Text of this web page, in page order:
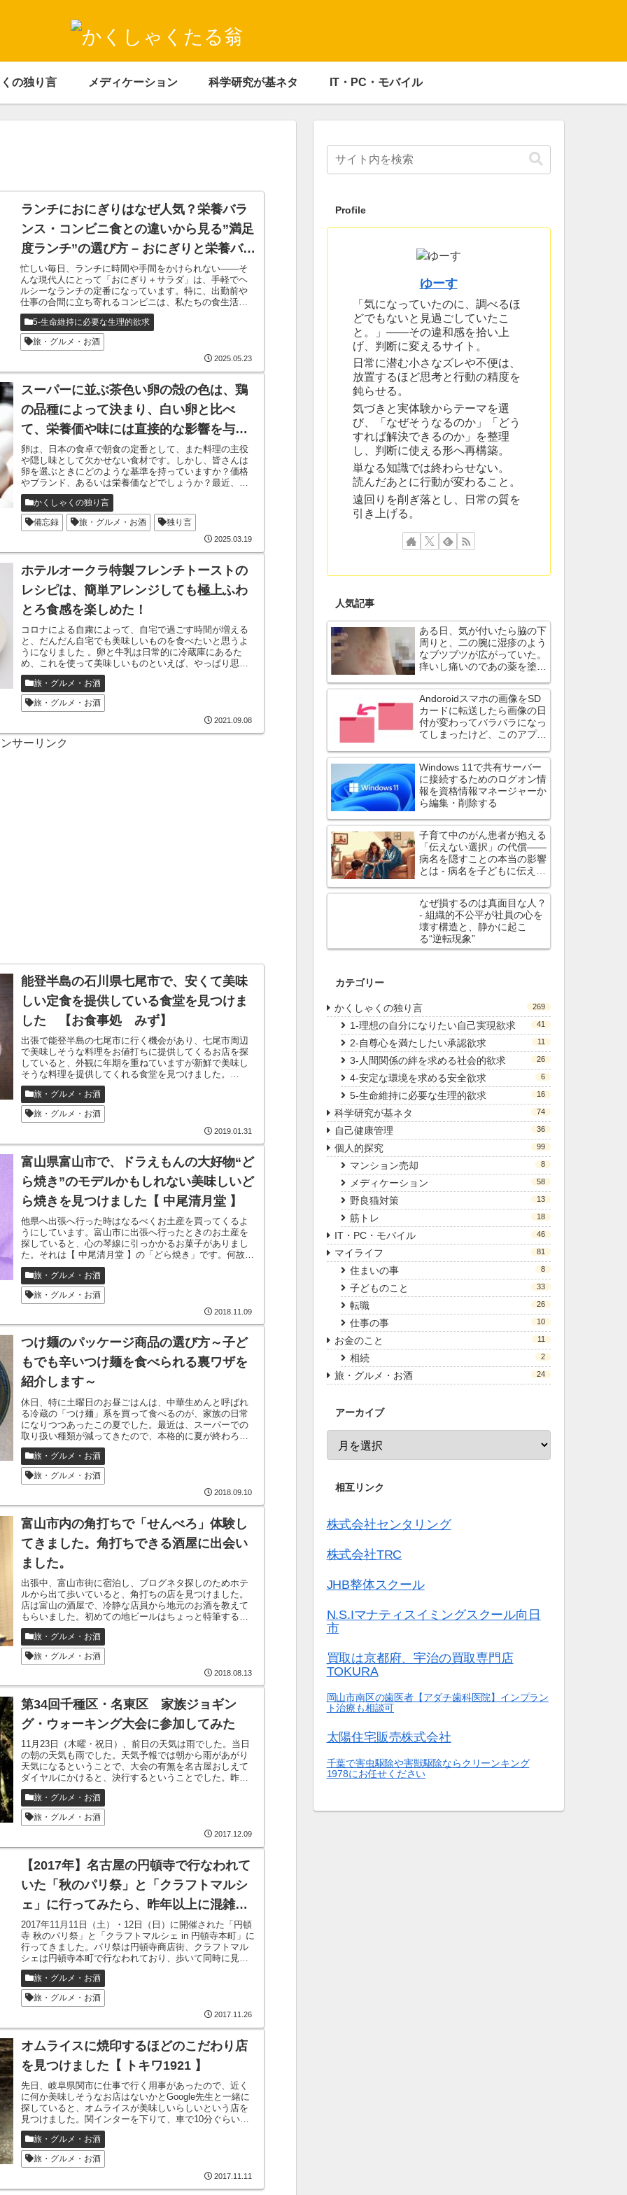
の独り言 メディケーション 科学研究が基ネタ IT・PC・モバイル
ランチにおにぎりはなぜ人気？栄養バラ
ンス・コンビニ食との違いから見る”満足
度ランチ”の選び方 – おにぎりと栄養バラ
ンスの新常識
忙しい毎日、ランチに時間や手間をかけられない――そ
んな現代人にとって「おにぎり＋サラダ」は、手軽でヘ
ルシーなランチの定番になっています。特に、出勤前や
仕事の合間に立ち寄れるコンビニは、私たちの食生活を
支える“インフラ”のような存在です。けれ...
2025.05.23
5-生命維持に必要な生理的欲求
旅・グルメ・お酒
スーパーに並ぶ茶色い卵の殻の色は、鶏
の品種によって決まり、白い卵と比べ
て、栄養価や味には直接的な影響を与え
ません – 茶色い卵が高価な理由はシンプ
ルです
卵は、日本の食卓で朝食の定番として、また料理の主役
や隠し味として欠かせない食材です。しかし、皆さんは
卵を選ぶときにどのような基準を持っていますか？価格
やブランド、あるいは栄養価などでしょうか？最近、卵
の価格が上がってきており、その影響で「安...
2025.03.19
かくしゃくの独り言
備忘録
旅・グルメ・お酒 独り言
ホテルオークラ特製フレンチトーストの
レシピは、簡単アレンジしても極上ふわ
とろ食感を楽しめた！
コロナによる自粛によって、自宅で過ごす時間が増える
と、だんだん自宅でも美味しいものを食べたいと思うよ
うになりました 。卵と牛乳は日常的に冷蔵庫にあるた
め、これを使って美味しいものといえば、やっぱり思い
浮かぶのはフレンチトーストです。自分自身...
2021.09.08
旅・グルメ・お酒
旅・グルメ・お酒
サーリンク
能登半島の石川県七尾市で、安くて美味
しい定食を提供している食堂を見つけま
した 【お食事処 みず】
出張で能登半島の七尾市に行く機会があり、七尾市周辺
で美味しそうな料理をお値打ちに提供してくるお店を探
していると、外観に年期を重ねていますが新鮮で美味し
そうな料理を提供してくれる食堂を見つけました。
※2019年2月に再度訪問したときの料理の画...
2019.01.31
旅・グルメ・お酒
旅・グルメ・お酒
富山県富山市で、ドラえもんの大好物“ど
ら焼き”のモデルかもしれない美味しいど
ら焼きを見つけました【 中尾清月堂 】
他県へ出張へ行った時はなるべくお土産を買ってくるよ
うにしています。富山市に出張へ行ったときのお土産を
探していると、心の琴線に引っかかるお菓子がありまし
た。それは【 中尾清月堂 】の「どら焼き」です。何故か
というと、まず自分自身が「どら焼き」...
2018.11.09
旅・グルメ・お酒
旅・グルメ・お酒
つけ麺のパッケージ商品の選び方～子ど
もでも辛いつけ麺を食べられる裏ワザを
紹介します～
休日、特に土曜日のお昼ごはんは、中華生めんと呼ばれ
る冷蔵の「つけ麺」系を買って食べるのが、家族の日常
になりつつあったこの夏でした。最近は、スーパーでの
取り扱い種類が減ってきたので、本格的に夏が終わろう
としているんだろうなと感じています。冷や...
2018.09.10
旅・グルメ・お酒
旅・グルメ・お酒
富山市内の角打ちで「せんべろ」体験し
てきました。角打ちできる酒屋に出会い
ました。
出張中、富山市街に宿泊し、ブログネタ探しのためホテ
ルから出て歩いていると、角打ちの店を見つけました。
店は富山の酒屋で、冷静な店員から地元のお酒を教えて
もらいました。初めての地ビールはちょっと特筆するも
のがなかったですが、次に飲んだ3種類の日本酒は独特の
風味で、美味しい日本酒を呑むことができました。
2018.08.13
旅・グルメ・お酒
旅・グルメ・お酒
第34回千種区・名東区 家族ジョギン
グ・ウォーキング大会に参加してみた
11月23日（木曜・祝日）、前日の天気は雨でした。当日
の朝の天気も雨でした。天気予報では朝から雨があがり
天気になるということで、大会の有無を名古屋おしえて
ダイヤルにかけると、決行するということでした。昨
年、歩くだけといえば歩くだけだったけど...
2017.12.09
旅・グルメ・お酒
旅・グルメ・お酒
【2017年】名古屋の円頓寺で行なわれて
いた「秋のパリ祭」と「クラフトマルシ
ェ」に行ってみたら、昨年以上に混雑し
ていた
2017年11月11日（土）・12日（日）に開催された「円頓
寺 秋のパリ祭」と「クラフトマルシェ in 円頓寺本町」に
行ってきました。パリ祭は円頓寺商店街、クラフトマル
シェは円頓寺本町で行なわれており、歩いて同時に見る
ことができます。円頓寺...
2017.11.26
旅・グルメ・お酒
旅・グルメ・お酒
オムライスに焼印するほどのこだわり店
を見つけました【 トキワ1921 】
先日、岐阜県関市に仕事で行く用事があったので、近く
に何か美味しそうなお店はないかとGoogle先生と一緒に
探していると、オムライスが美味しいらしいという店を
見つけました。関インターを下りて、車で10分ぐらいの
場所にあります。他にもいくつか探...
2017.11.11
旅・グルメ・お酒
旅・グルメ・お酒
Profile
ゆーす
「気になっていたのに、調べるほ
どでもないと見過ごしていたこ
と。」——その違和感を拾い上
げ、判断に変えるサイト。
日常に潜む小さなズレや不便は、
放置するほど思考と行動の精度を
鈍らせる。
気づきと実体験からテーマを選
び、「なぜそうなるのか」「どう
すれば解決できるのか」を整理
し、判断に使える形へ再構築。
単なる知識では終わらせない。
読んだあとに行動が変わること。
遠回りを削ぎ落とし、日常の質を
引き上げる。
人気記事
ある日、気が付いたら脇の下
周りと、二の腕に湿疹のよう
なブツブツが広がっていた。
痒いし痛いのであの薬を塗っ
Andoroidスマホの画像をSD
カードに転送したら画像の日
付が変わってバラバラになっ
てしまったけど、このアプリ
ます
Windows 11で共有サーバー
に接続するためのログオン情
報を資格情報マネージャーか
ら編集・削除する
子育て中のがん患者が抱える
「伝えない選択」の代償――
病名を隠すことの本当の影響
とは - 病名を子どもに伝えず
体的に大きな負担
なぜ損するのは真面目な人？
- 組織的不公平が社員の心を
壊す構造と、静かに起こ
る“逆転現象”
カテゴリー
かくしゃくの独り言 269
1-理想の自分になりたい自己実現欲求 41
2-自尊心を満たしたい承認欲求 11
3-人間関係の絆を求める社会的欲求 26
4-安定な環境を求める安全欲求 6
5-生命維持に必要な生理的欲求 16
科学研究が基ネタ 74
自己健康管理 36
個人的探究 99
マンション売却 8
メディケーション 58
野良猫対策 13
筋トレ 18
IT・PC・モバイル 46
マイライフ 81
住まいの事 8
子どものこと 33
転職 26
仕事の事 10
お金のこと 11
相続 2
旅・グルメ・お酒 24
アーカイブ
相互リンク
株式会社センタリング
株式会社TRC
JHB整体スクール
N.S.Iマナティスイミングスクール向日
市
買取は京都府、宇治の買取専門店
TOKURA
岡山市南区の歯医者【アダチ歯科医院】インプラン
ト治療も相談可
太陽住宅販売株式会社
千葉で害虫駆除や害獣駆除ならクリーンキング
1978にお任せください